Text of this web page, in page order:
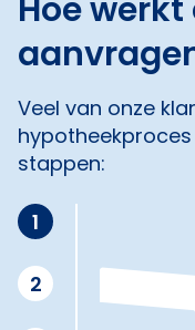
Hoe
Veel van onze
stappen:
1
2